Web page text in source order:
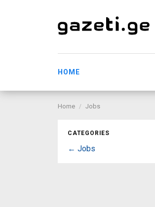
HOME
Home Jobs
CATEGORIES
← Jobs